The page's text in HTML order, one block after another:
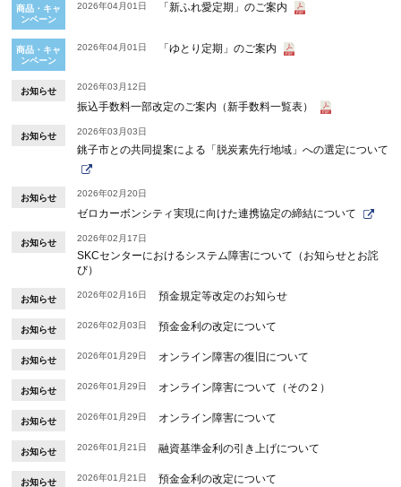
商品・キャ
ンペーン
2026年04月01日 「新ふれ愛定期」のご案内
商品・キャ
ンペーン
2026年04月01日 「ゆとり定期」のご案内
お知らせ 2026年03月12日
振込手数料一部改定のご案内（新手数料一覧表）
お知らせ 2026年03月03日
銚子市との共同提案による「脱炭素先行地域」への選定について
お知らせ 2026年02月20日
ゼロカーボンシティ実現に向けた連携協定の締結について
お知らせ 2026年02月17日
SKCセンターにおけるシステム障害について（お知らせとお詫
び）
お知らせ 2026年02月16日 預金規定等改定のお知らせ
お知らせ 2026年02月03日 預金金利の改定について
お知らせ 2026年01月29日 オンライン障害の復旧について
お知らせ 2026年01月29日 オンライン障害について（その２）
お知らせ 2026年01月29日 オンライン障害について
お知らせ 2026年01月21日 融資基準金利の引き上げについて
お知らせ 2026年01月21日 預金金利の改定について